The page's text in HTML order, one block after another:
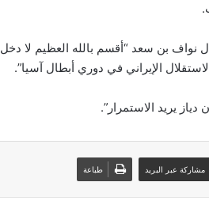
نواف بن سعد “أقسم بالله العظيم لا دخل
الإيراني في دوري أبطال آسيا”.
يريد الاستمرار”.
مشاركة عبر البريد طباعة